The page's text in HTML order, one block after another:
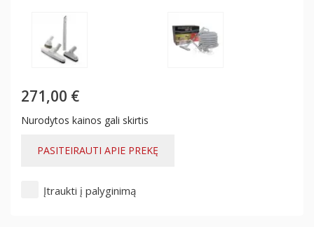
271,00 €
Nurodytos kainos gali skirtis
PASITEIRAUTI APIE PREKĘ
Įtraukti į palyginimą